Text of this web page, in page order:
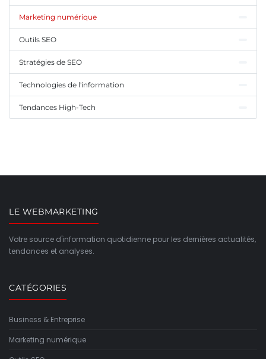
Marketing numérique
Outils SEO
Stratégies de SEO
Technologies de l'information
Tendances High-Tech
LE WEBMARKETING
Votre source d'information quotidienne pour les dernières actualités,
tendances et analyses.
CATÉGORIES
Business & Entreprise
Marketing numérique